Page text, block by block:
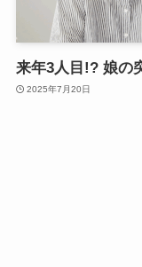
来年3人目!? 娘の
2025年7月20日